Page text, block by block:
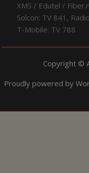
XMS / Edutel /
Solcon: TV 841,
T-Mobile: TV 788
Copyright ©
Proudly powered by